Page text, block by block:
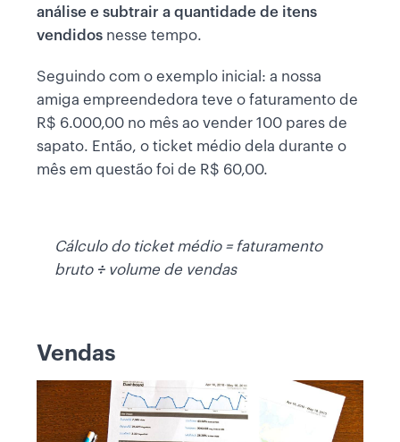
análise e subtrair a quantidade de itens
vendidos nesse tempo.
Seguindo com o exemplo inicial: a nossa
amiga empreendedora teve o faturamento de
R$ 6.000,00 no mês ao vender 100 pares de
sapato. Então, o ticket médio dela durante o
mês em questão foi de R$ 60,00.
Cálculo do ticket médio = faturamento
bruto ÷volume de vendas
Vendas